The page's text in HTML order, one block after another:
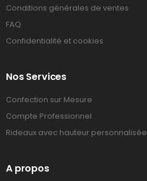
Conditions générales de ventes
FAQ
Confidentialité et cookies
Nos Services
Confection sur Mesure
Compte Professionnel
Rideaux avec hauteur personnalisée
A propos